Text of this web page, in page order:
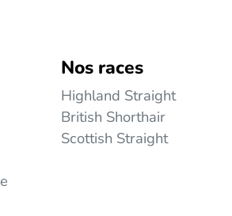
Nos races
Highland Straight
British Shorthair
Scottish Straight